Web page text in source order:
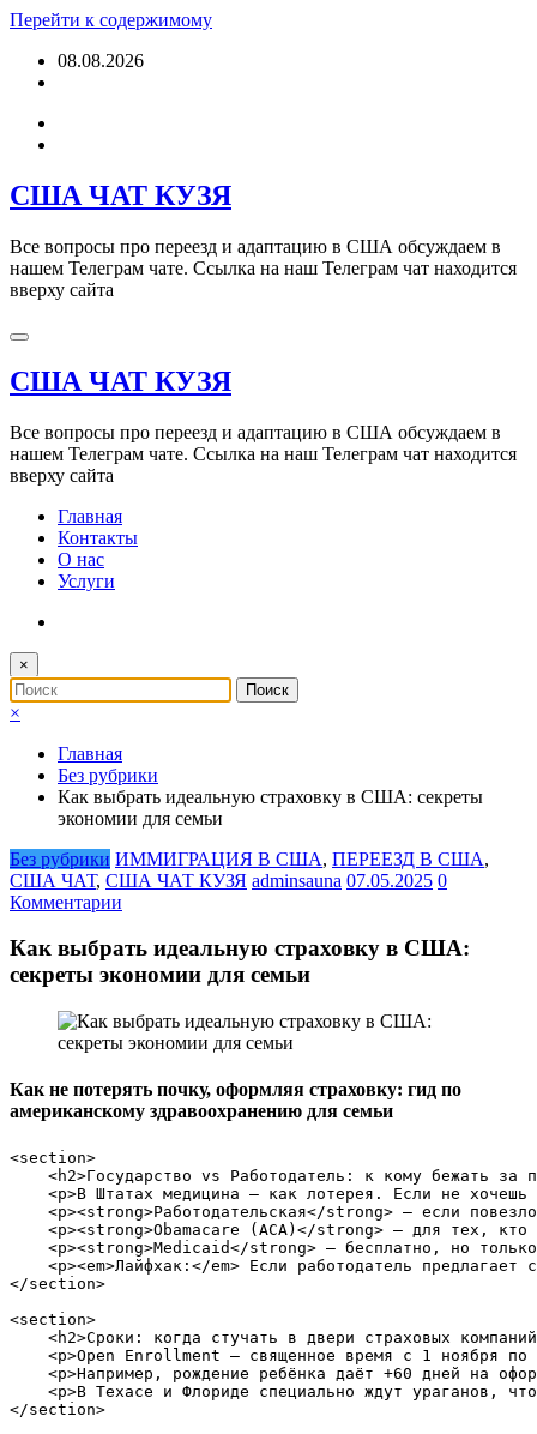
Перейти к содержимому
08.08.2026
США ЧАТ КУЗЯ
Все вопросы про переезд и адаптацию в США обсуждаем в
нашем Телеграм чате. Ссылка на наш Телеграм чат находится
вверху сайта
США ЧАТ КУЗЯ
Все вопросы про переезд и адаптацию в США обсуждаем в
нашем Телеграм чате. Ссылка на наш Телеграм чат находится
вверху сайта
Главная
Контакты
О нас
Услуги
×
×
Главная
Без рубрики
Как выбрать идеальную страховку в США: секреты
экономии для семьи
Без рубрики ИММИГРАЦИЯ В США, ПЕРЕЕЗД В США,
США ЧАТ, США ЧАТ КУЗЯ adminsauna 07.05.2025 0
Комментарии
Как выбрать идеальную страховку в США:
секреты экономии для семьи
Как не потерять почку, оформляя страховку: гид по
американскому здравоохранению для семьи
<section>
<h2>Государство vs Работодатель: к кому бежать за
<p>В Штатах медицина — как лотерея. Если не
<p><strong>Работодательская</strong> — если
<p><strong>Obamacare (ACA)</strong> — для тех,
<p><strong>Medicaid</strong> — бесплатно, но
<p><em>Лайфхак:</em> Если работодатель предлагает
</section>
<section>
<h2>Сроки: когда стучать в двери страховых
<p>Open Enrollment — священное время с 1 ноября
<p>Например, рождение ребёнка даёт +60 дней на
<p>В Техасе и Флориде специально ждут ураганов,
</section>